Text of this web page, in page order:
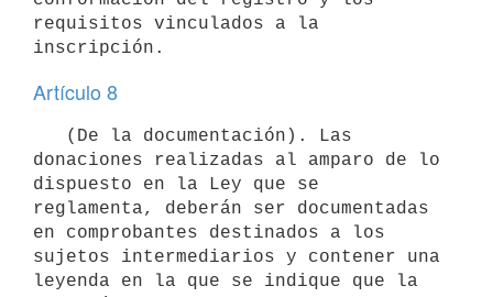
requisitos vinculados a la
Artículo 8
donaciones realizadas al amparo de lo
dispuesto en la Ley que se
reglamenta, deberán ser documentadas
en comprobantes destinados a los
sujetos intermediarios y contener una
leyenda en la que se indique que la